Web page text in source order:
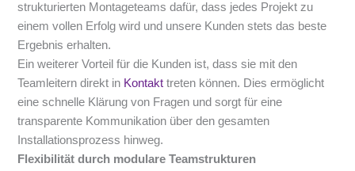
strukturierten Montageteams dafür, dass jedes Projekt zu
einem vollen Erfolg wird und unsere Kunden stets das beste
Ergebnis erhalten.
Ein weiterer Vorteil für die Kunden ist, dass sie mit den
Teamleitern direkt in Kontakt treten können. Dies ermöglicht
eine schnelle Klärung von Fragen und sorgt für eine
transparente Kommunikation über den gesamten
Installationsprozess hinweg.
Flexibilität durch modulare Teamstrukturen